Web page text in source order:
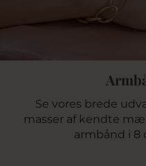
Se vores brede
masser af kendte
armbånd i 8